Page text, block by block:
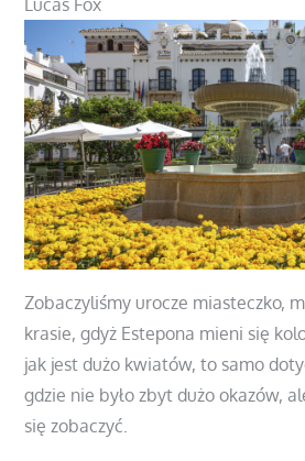
Zobaczyliśmy urocze miasteczko,
krasie, gdyż Estepona mieni się
jak jest dużo kwiatów, to samo
gdzie nie było zbyt dużo okazów,
się zobaczyć.